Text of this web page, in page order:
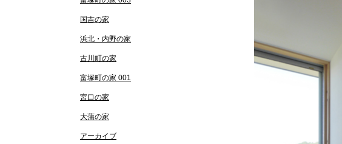
国吉の家
浜北・内野の家
古川町の家
富塚町の家 001
宮口の家
大蒲の家
アーカイブ